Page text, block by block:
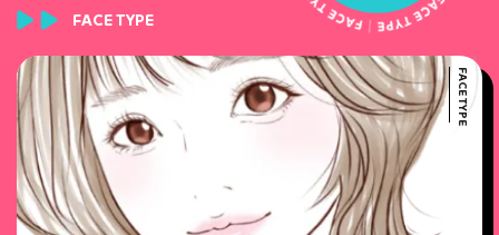
FACE TYPE
FACE TYPE